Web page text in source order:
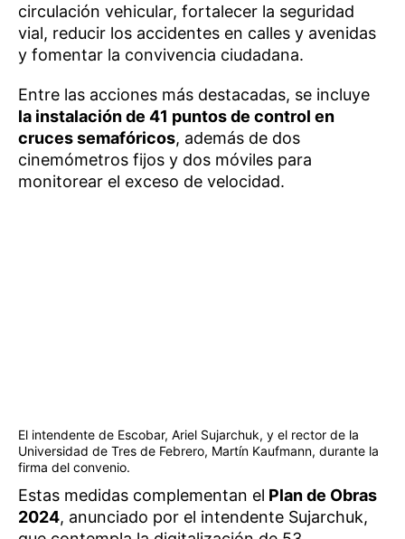
circulación vehicular, fortalecer la seguridad
vial, reducir los accidentes en calles y avenidas
y fomentar la convivencia ciudadana.
Entre las acciones más destacadas, se incluye
la instalación de 41 puntos de control en
cruces semafóricos, además de dos
cinemómetros fijos y dos móviles para
monitorear el exceso de velocidad.
El intendente de Escobar, Ariel Sujarchuk, y el rector de la
Universidad de Tres de Febrero, Martín Kaufmann, durante la
firma del convenio.
Estas medidas complementan el Plan de Obras
2024, anunciado por el intendente Sujarchuk,